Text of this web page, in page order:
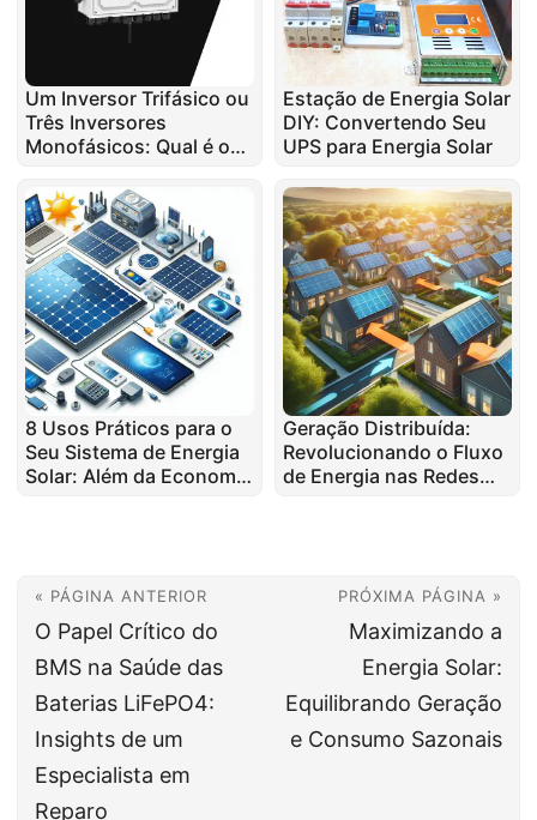
Um Inversor Trifásico ou
Três Inversores
Monofásicos: Qual é o
Estação de Energia Solar
DIY: Convertendo Seu
UPS para Energia Solar
8 Usos Práticos para o
Seu Sistema de Energia
Solar: Além da Economia
Geração Distribuída:
Revolucionando o Fluxo
de Energia nas Redes
« PÁGINA ANTERIOR
O Papel Crítico do
BMS na Saúde das
Baterias LiFePO4:
Insights de um
Especialista em
Reparo
PRÓXIMA PÁGINA »
Maximizando a
Energia Solar:
Equilibrando Geração
e Consumo Sazonais